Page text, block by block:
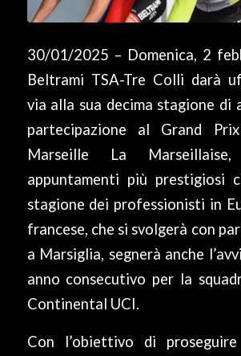
30/01/2025 – Domenica, 2
Beltrami TSA-Tre Colli darà
via alla sua decima stagione
partecipazione al Grand
Marseille La
appuntamenti più prestigiosi
stagione dei professionisti in
francese, che si svolgerà con
a Marsiglia, segnerà anche
anno consecutivo per la
Continental UCI.
Con l’obiettivo di